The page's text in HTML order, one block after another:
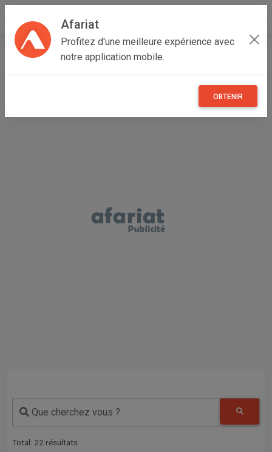
Afariat
Profitez d'une meilleure expérience avec
notre application mobile.
OBTENIR
Accueil Recherche Cap bon - Sahel
Que cherchez vous ?
Total: 22 résultats